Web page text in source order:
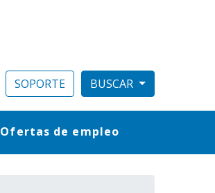
SOPORTE
Ofertas de empleo